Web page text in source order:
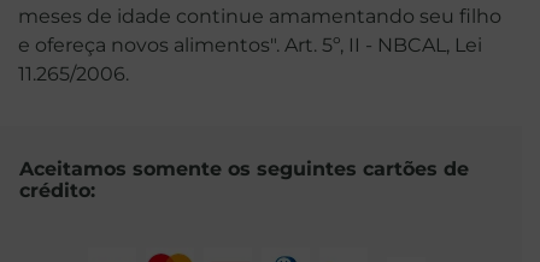
meses de idade continue amamentando seu filho
e ofereça novos alimentos". Art. 5º, II - NBCAL, Lei
11.265/2006.
Aceitamos somente os seguintes cartões de
crédito: